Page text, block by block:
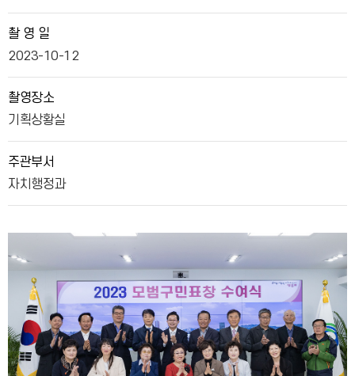
촬 영 일
2023-10-12
촬영장소
기획상황실
주관부서
자치행정과